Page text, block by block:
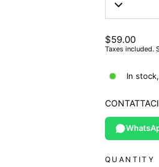
List
price
$59.00
Taxes included.
In
QUANTITY